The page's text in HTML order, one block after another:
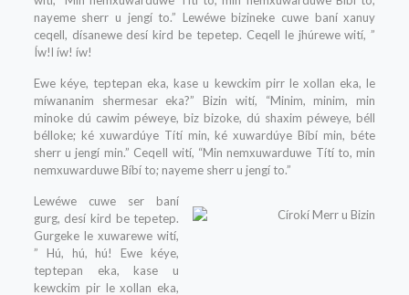
nayeme sherr u jengí to.” Lewéwe bizineke cuwe baní xanuy
ceqell, dísanewe desí kird be tepetep. Ceqell le jhúrewe wití, ”
Íw!l íw! íw!
Ewe kéye, teptepan eka, kase u kewckim pirr le xollan eka, le
míwananim shermesar eka?” Bizin wití, “Minim, minim, min
minoke dú cawim péweye, biz bizoke, dú shaxim péweye, béll
bélloke; ké xuwardúye Títí min, ké xuwardúye Bíbí min, béte
sherr u jengí min.” CeqeIl wití, “Min nemxuwarduwe Títí to, min
nemxuwarduwe Bíbí to; nayeme sherr u jengí to.”
Lewéwe cuwe ser baní
gurg, desí kird be tepetep.
Gurgeke le xuwarewe wití,
” Hú, hú, hú! Ewe kéye,
teptepan eka, kase u
kewckim pir le xollan eka,